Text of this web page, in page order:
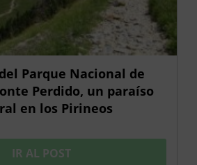
Parque Nacional de
Perdido, un paraíso
en los Pirineos
IR AL POST